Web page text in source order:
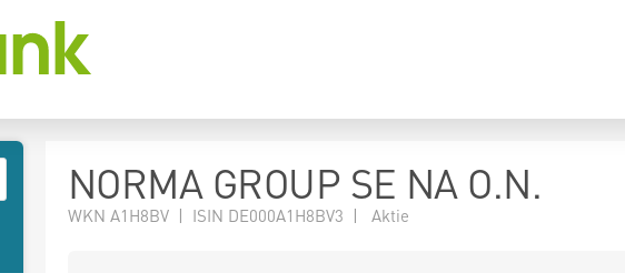
NORMA GROUP SE NA O.N.
WKN A1H8BV | ISIN DE000A1H8BV3 | Aktie